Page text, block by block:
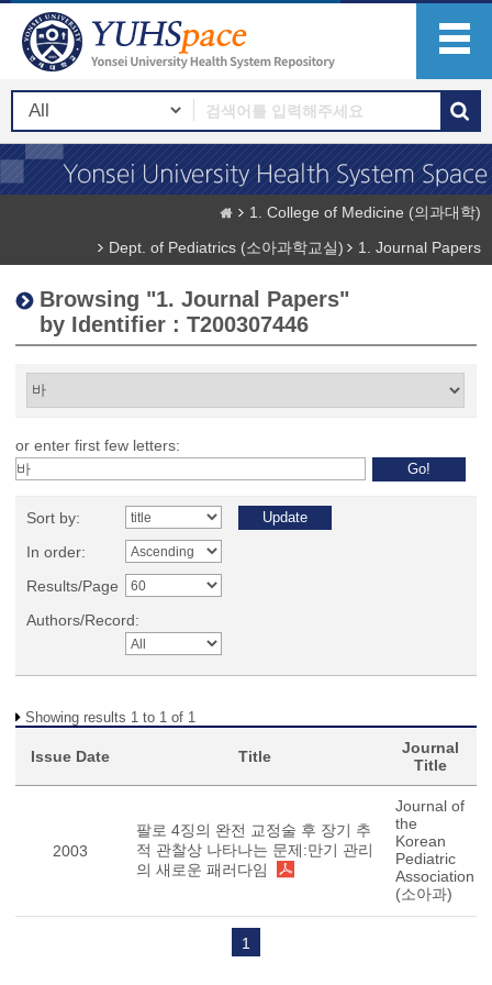
1. College of Medicine (의과대학)
Dept. of Pediatrics (소아과학교실)
1. Journal Papers
Browsing "1. Journal Papers"
by Identifier : T200307446
or enter first few letters:
Sort by:
In order:
Results/Page
Authors/Record:
Showing results 1 to 1 of 1
Issue Date Title
Journal
Title
2003
팔로 4징의 완전 교정술 후 장기 추
적 관찰상 나타나는 문제:만기 관리
의 새로운 패러다임
Journal of
the
Korean
Pediatric
Association
(소아과)
1